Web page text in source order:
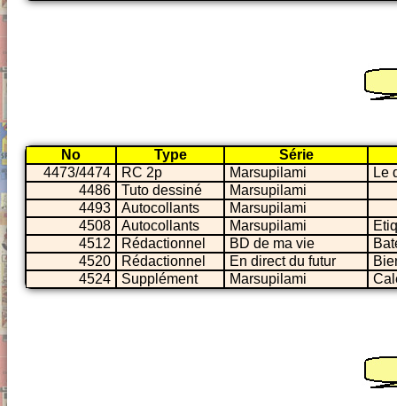
No Type
Série
4473/4474
RC 2p Marsupilami
Le
4486
Tuto dessiné
Marsupilami
4493
Autocollants
Marsupilami
4508
Autocollants Marsupilami
4512
Rédactionnel BD de ma vie
4520
Rédactionnel En direct du futur
4524
Supplément Marsupilami